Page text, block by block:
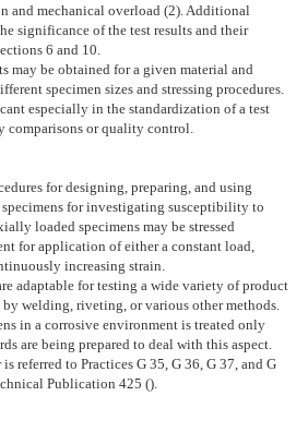
and mechanical overload (2) . Additional
significance of the test results and their
6 and 10.
may be obtained for a given material and
specimen sizes and stressing procedures.
especially in the standardization of a test
comparisons or quality control.
for designing, preparing, and using
for investigating susceptibility to
loaded specimens may be stressed
for application of either a constant load,
increasing strain.
adaptable for testing a wide variety of product
welding, riveting, or various other methods.
in a corrosive environment is treated only
are being prepared to deal with this aspect.
referred to Practices G 35, G 36, G 37, and G
Publication 425 ().